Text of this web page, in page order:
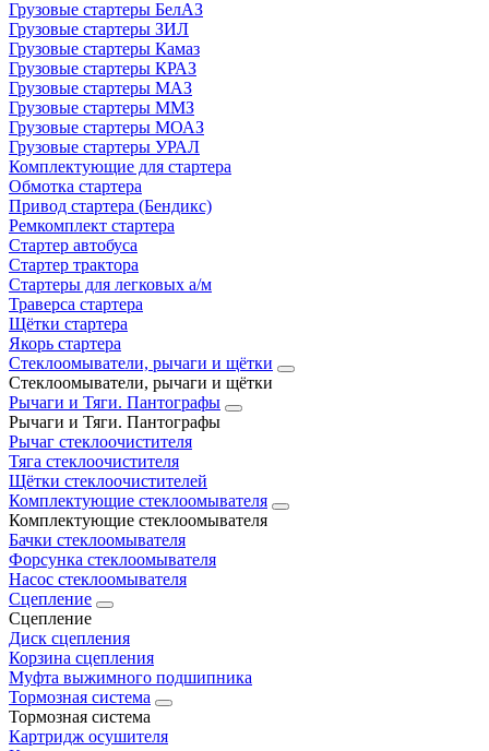
Грузовые стартеры БелАЗ
Грузовые стартеры ЗИЛ
Грузовые стартеры Камаз
Грузовые стартеры КРАЗ
Грузовые стартеры МАЗ
Грузовые стартеры ММЗ
Грузовые стартеры МОАЗ
Грузовые стартеры УРАЛ
Комплектующие для стартера
Обмотка стартера
Привод стартера (Бендикс)
Ремкомплект стартера
Стартер автобуса
Стартер трактора
Стартеры для легковых а/м
Траверса стартера
Щётки стартера
Якорь стартера
Стеклоомыватели, рычаги и щётки
Стеклоомыватели, рычаги и щётки
Рычаги и Тяги. Пантографы
Рычаги и Тяги. Пантографы
Рычаг стеклоочистителя
Тяга стеклоочистителя
Щётки стеклоочистителей
Комплектующие стеклоомывателя
Комплектующие стеклоомывателя
Бачки стеклоомывателя
Форсунка стеклоомывателя
Насос стеклоомывателя
Сцепление
Сцепление
Диск сцепления
Корзина сцепления
Муфта выжимного подшипника
Тормозная система
Тормозная система
Картридж осушителя